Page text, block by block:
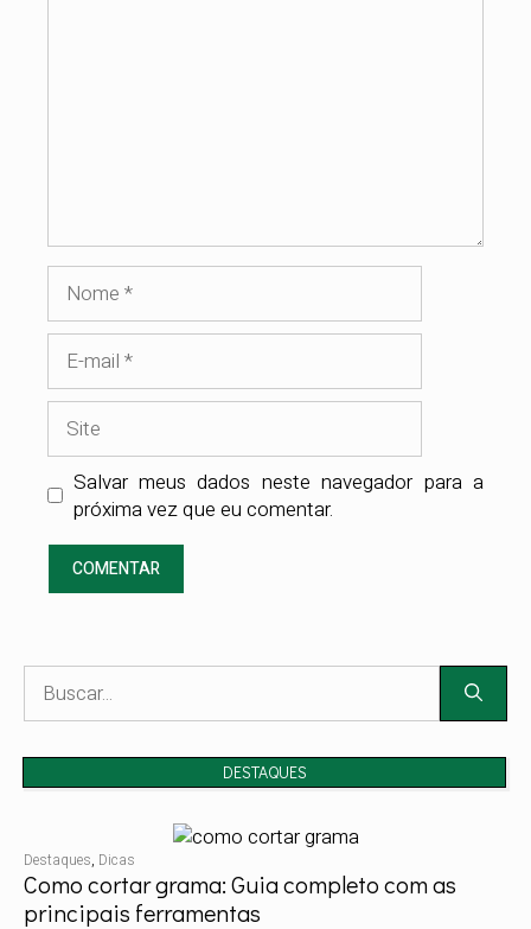
mail
Salvar meus dados neste navegador para a
próxima vez que eu comentar.
por:
DESTAQUES
Como cortar grama: Guia completo com as
principais ferramentas
Destaques, Dicas